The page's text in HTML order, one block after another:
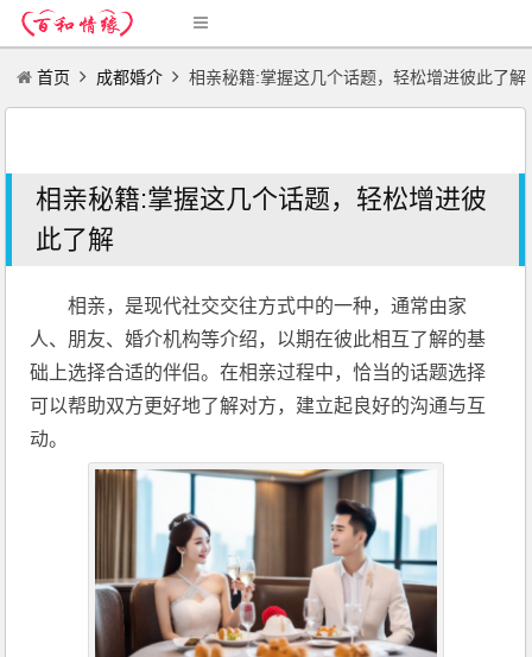
首页 成都婚介 相亲秘籍:掌握这几个话题，轻松增进彼此了解
相亲秘籍:掌握这几个话题，轻松增进彼
此了解
相亲，是现代社交交往方式中的一种，通常由家
人、朋友、婚介机构等介绍，以期在彼此相互了解的基
础上选择合适的伴侣。在相亲过程中，恰当的话题选择
可以帮助双方更好地了解对方，建立起良好的沟通与互
动。